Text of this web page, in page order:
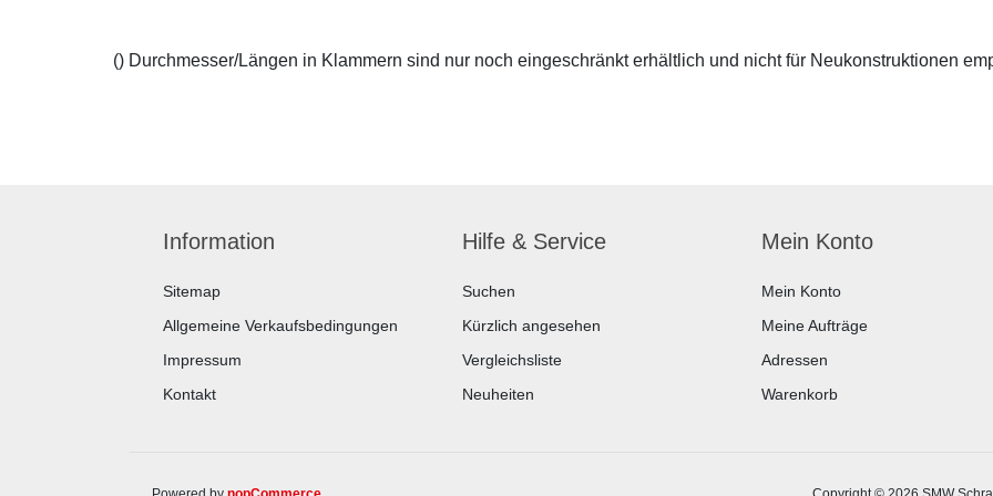
() Durchmesser/Längen in Klammern sind nur noch eingeschränkt erhältlich und nicht für Neukonstruktionen
Information
Sitemap
Allgemeine Verkaufsbedingungen
Impressum
Kontakt
Hilfe & Service
Suchen
Kürzlich angesehen
Vergleichsliste
Neuheiten
Mein Konto
Mein Konto
Meine Aufträge
Adressen
Warenkorb